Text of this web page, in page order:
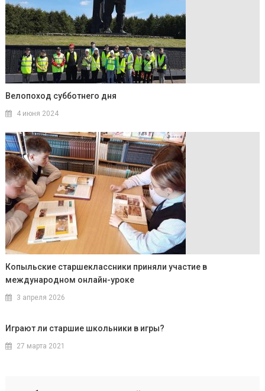
Велопоход субботнего дня
4 июня 2024
Копыльские старшеклассники приняли участие в
международном онлайн-уроке
3 апреля 2026
Играют ли старшие школьники в игры?
27 марта 2021